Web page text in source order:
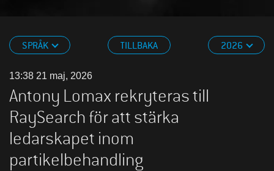
SPRÅK TILLBAKA 2026
13:38 21 maj, 2026
Antony Lomax rekryteras till
RaySearch för att stärka
ledarskapet inom
partikelbehandling